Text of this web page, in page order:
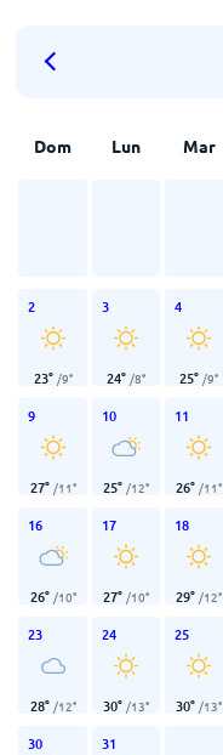
Dom Lun Mar
2
23° /9°
3
24° /8°
4
25° /9°
9
27° /11°
10
25° /12°
11
26° /11°
16
26° /10°
17
27° /10°
18
29° /12°
23
28° /12°
24
30° /13°
25
30° /13°
30 31